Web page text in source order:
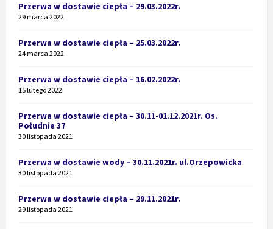
Przerwa w dostawie ciepła – 29.03.2022r.
29 marca 2022
Przerwa w dostawie ciepła – 25.03.2022r.
24 marca 2022
Przerwa w dostawie ciepła – 16.02.2022r.
15 lutego 2022
Przerwa w dostawie ciepła – 30.11-01.12.2021r. Os.
Południe 37
30 listopada 2021
Przerwa w dostawie wody – 30.11.2021r. ul.Orzepowicka
30 listopada 2021
Przerwa w dostawie ciepła – 29.11.2021r.
29 listopada 2021